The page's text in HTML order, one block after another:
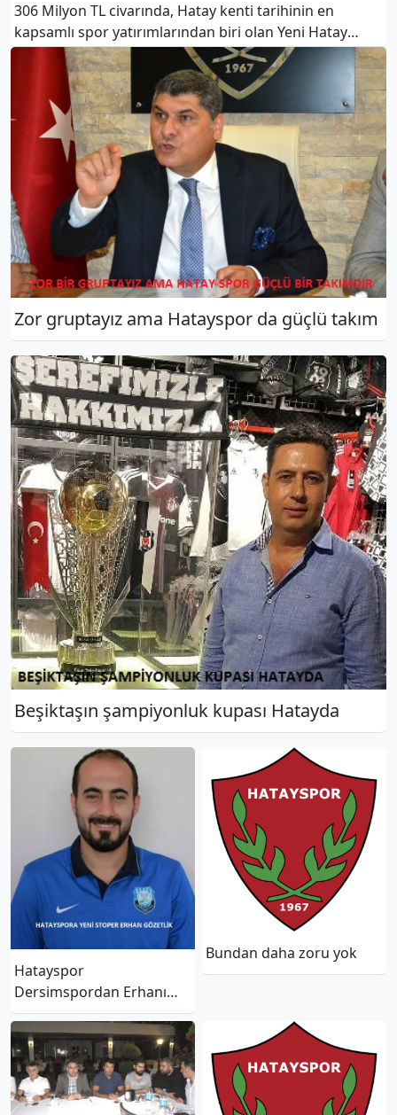
306 Milyon TL civarında, Hatay kenti tarihinin en
kapsamlı spor yatırımlarından biri olan Yeni Hatay
Stadyumunun inşaat çalışmaları tam gaz ilerliyor.
Narlıca bölgesinde yapımına başlanan 25.000 kişilik
yeni stadyum, tara
Zor gruptayız ama Hatayspor da güçlü takım
Beşiktaşın şampiyonluk kupası Hatayda
Hatayspor
Dersimspordan Erhanı
transfer etti
Bundan daha zoru yok